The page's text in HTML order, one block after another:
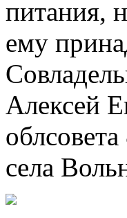
питания,
ему
Алексей
села